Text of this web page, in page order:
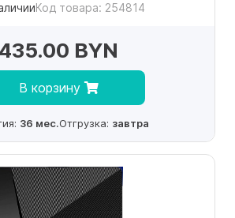
Код товара: 254814
435.00 BYN
В корзину
36 мес.Отгрузка: завтра